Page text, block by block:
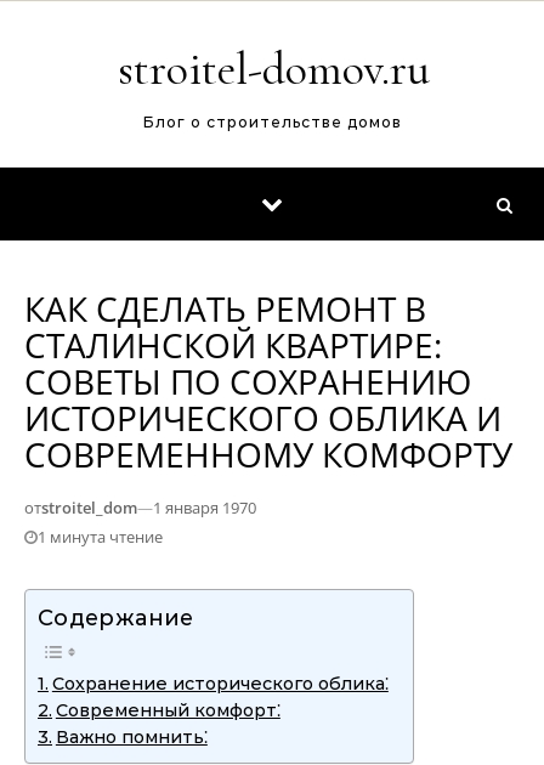
stroitel-domov.ru
Блог о строительстве домов
КАК СДЕЛАТЬ РЕМОНТ В
СТАЛИНСКОЙ КВАРТИРЕ:
СОВЕТЫ ПО СОХРАНЕНИЮ
ИСТОРИЧЕСКОГО ОБЛИКА И
СОВРЕМЕННОМУ КОМФОРТУ
отstroitel_dom—1 января 1970
1 минута чтение
Содержание
Сохранение исторического облика⁚
Современный комфорт⁚
Важно помнить⁚